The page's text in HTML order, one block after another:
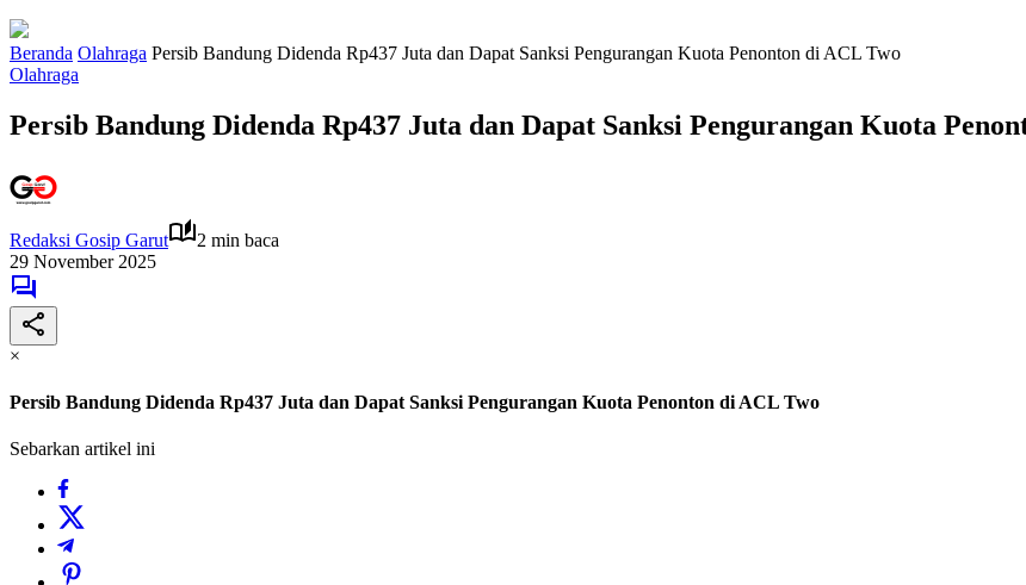
Beranda Olahraga Persib Bandung Didenda Rp437 Juta dan Dapat Sanksi Pengurangan Kuota Penonton di ACL Two
Olahraga
Persib Bandung Didenda Rp437 Juta dan Dapat Sanksi Pengurangan Kuota
Redaksi Gosip Garut
2 min baca
29 November 2025
×
Persib Bandung Didenda Rp437 Juta dan Dapat Sanksi Pengurangan Kuota Penonton di ACL Two
Sebarkan artikel ini